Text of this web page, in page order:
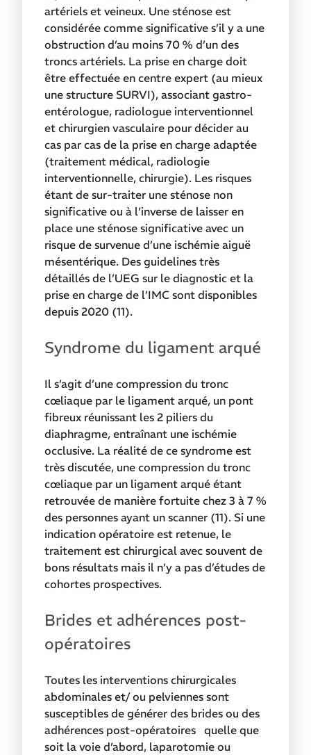
artériels et veineux. Une sténose est
considérée comme significative s’il y a une
obstruction d’au moins 70 % d’un des
troncs artériels. La prise en charge doit
être effectuée en centre expert (au mieux
une structure SURVI), associant gastro-
entérologue, radiologue interventionnel
et chirurgien vasculaire pour décider au
cas par cas de la prise en charge adaptée
(traitement médical, radiologie
interventionnelle, chirurgie). Les risques
étant de sur-traiter une sténose non
significative ou à l’inverse de laisser en
place une sténose significative avec un
risque de survenue d’une ischémie aiguë
mésentérique. Des guidelines très
détaillés de l’UEG sur le diagnostic et la
prise en charge de l’IMC sont disponibles
depuis 2020 (11).
Syndrome du ligament arqué
Il s’agit d’une compression du tronc
cœliaque par le ligament arqué, un pont
fibreux réunissant les 2 piliers du
diaphragme, entraînant une ischémie
occlusive. La réalité de ce syndrome est
très discutée, une compression du tronc
cœliaque par un ligament arqué étant
retrouvée de manière fortuite chez 3 à 7 %
des personnes ayant un scanner (11). Si une
indication opératoire est retenue, le
traitement est chirurgical avec souvent de
bons résultats mais il n’y a pas d’études de
cohortes prospectives.
Brides et adhérences post-
opératoires
Toutes les interventions chirurgicales
abdominales et/ ou pelviennes sont
susceptibles de générer des brides ou des
adhérences post-opératoires quelle que
soit la voie d’abord, laparotomie ou